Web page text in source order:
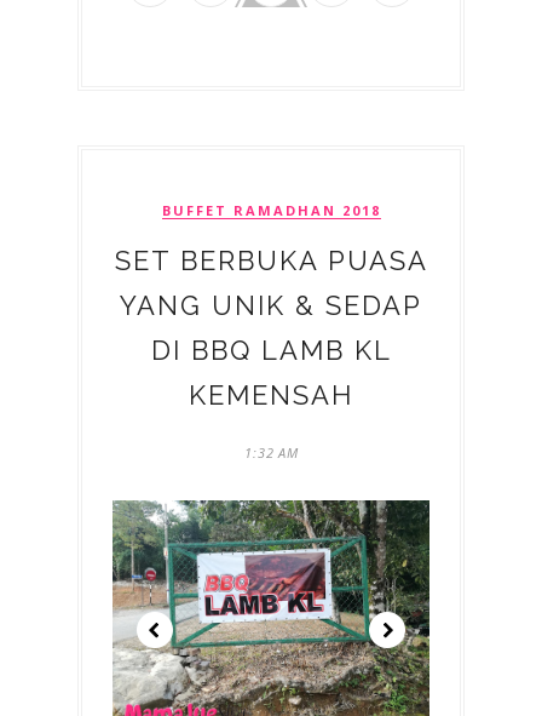
BUFFET RAMADHAN 2018
SET BERBUKA PUASA
YANG UNIK & SEDAP
DI BBQ LAMB KL
KEMENSAH
1:32 AM